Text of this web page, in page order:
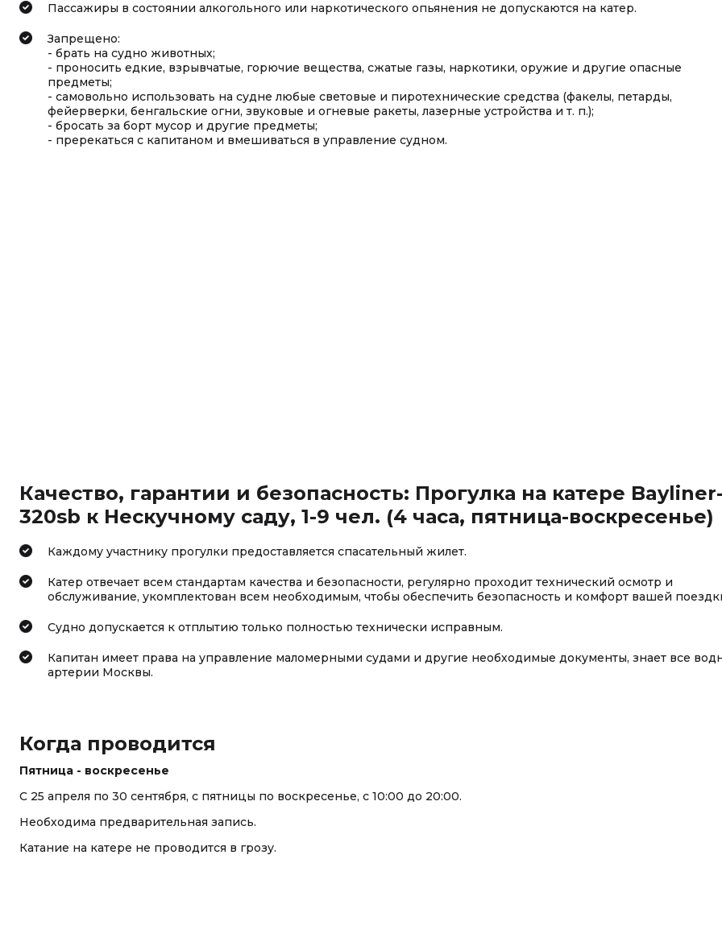
Пассажиры в состоянии алкогольного или наркотического опьянения не допускаются на катер.
Запрещено:
- брать на судно животных;
- проносить едкие, взрывчатые, горючие вещества, сжатые газы, наркотики, оружие и другие опасные
предметы;
- самовольно использовать на судне любые световые и пиротехнические средства (факелы, петарды,
фейерверки, бенгальские огни, звуковые и огневые ракеты, лазерные устройства и т. п.);
- бросать за борт мусор и другие предметы;
- пререкаться с капитаном и вмешиваться в управление судном.
Качество, гарантии и безопасность: Прогулка на катере
320sb к Нескучному саду, 1-9 чел. (4 часа, пятница-воскресенье)
Каждому участнику прогулки предоставляется спасательный жилет.
Катер отвечает всем стандартам качества и безопасности, регулярно проходит технический осмотр и
обслуживание, укомплектован всем необходимым, чтобы обеспечить безопасность и комфорт вашей
Судно допускается к отплытию только полностью технически исправным.
Капитан имеет права на управление маломерными судами и другие необходимые документы, знает все
артерии Москвы.
Когда проводится
Пятница - воскресенье
С 25 апреля по 30 сентября, с пятницы по воскресенье, с 10:00 до 20:00.
Необходима предварительная запись.
Катание на катере не проводится в грозу.